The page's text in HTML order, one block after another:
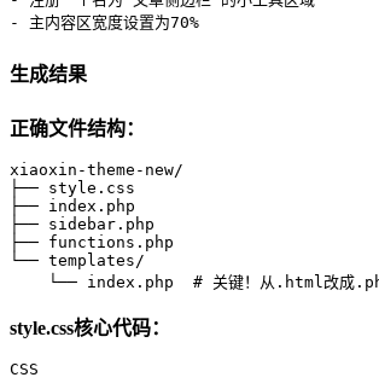
- 主内容区宽度设置为70%
生成结果
正确文件结构：
xiaoxin-theme-new/
├── style.css
├── index.php
├── sidebar.php
├── functions.php
└── templates/
└── index.php  # 关键！从.html改成
style.css核心代码：
CSS